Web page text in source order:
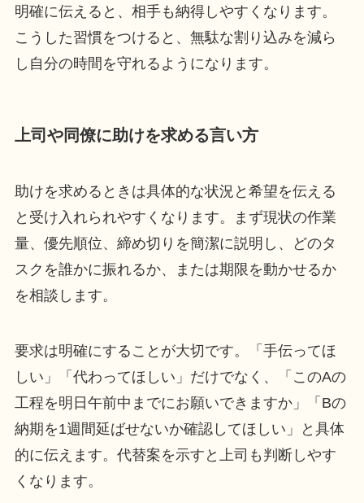
明確に伝えると、相手も納得しやすくなります。
こうした習慣をつけると、無駄な割り込みを減ら
し自分の時間を守れるようになります。
上司や同僚に助けを求める言い方
助けを求めるときは具体的な状況と希望を伝える
と受け入れられやすくなります。まず現状の作業
量、優先順位、締め切りを簡潔に説明し、どのタ
スクを誰かに振れるか、または期限を動かせるか
を相談します。
要求は明確にすることが大切です。「手伝ってほ
しい」「代わってほしい」だけでなく、「このAの
工程を明日午前中までにお願いできますか」「Bの
納期を1週間延ばせないか確認してほしい」と具体
的に伝えます。代替案を示すと上司も判断しやす
くなります。